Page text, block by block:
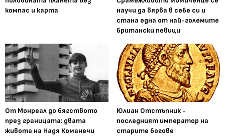
компас и карта
научи да вярва в себе си и
стана една от най-големите
британски певици
От Монреал до бягството
през границата: двата
живота на Надя Команечи
Юлиан Отстъпник -
последният император на
старите богове